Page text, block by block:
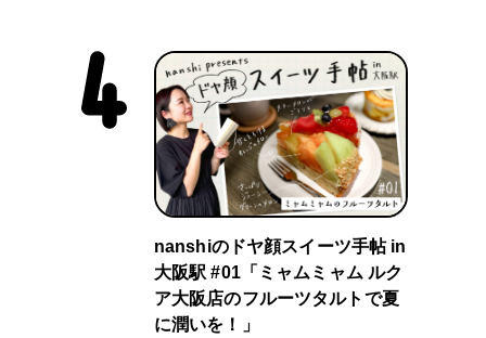
nanshiのドヤ顔スイーツ手帖 in
大阪駅 #01「ミャムミャム ルク
ア大阪店のフルーツタルトで夏
に潤いを！」